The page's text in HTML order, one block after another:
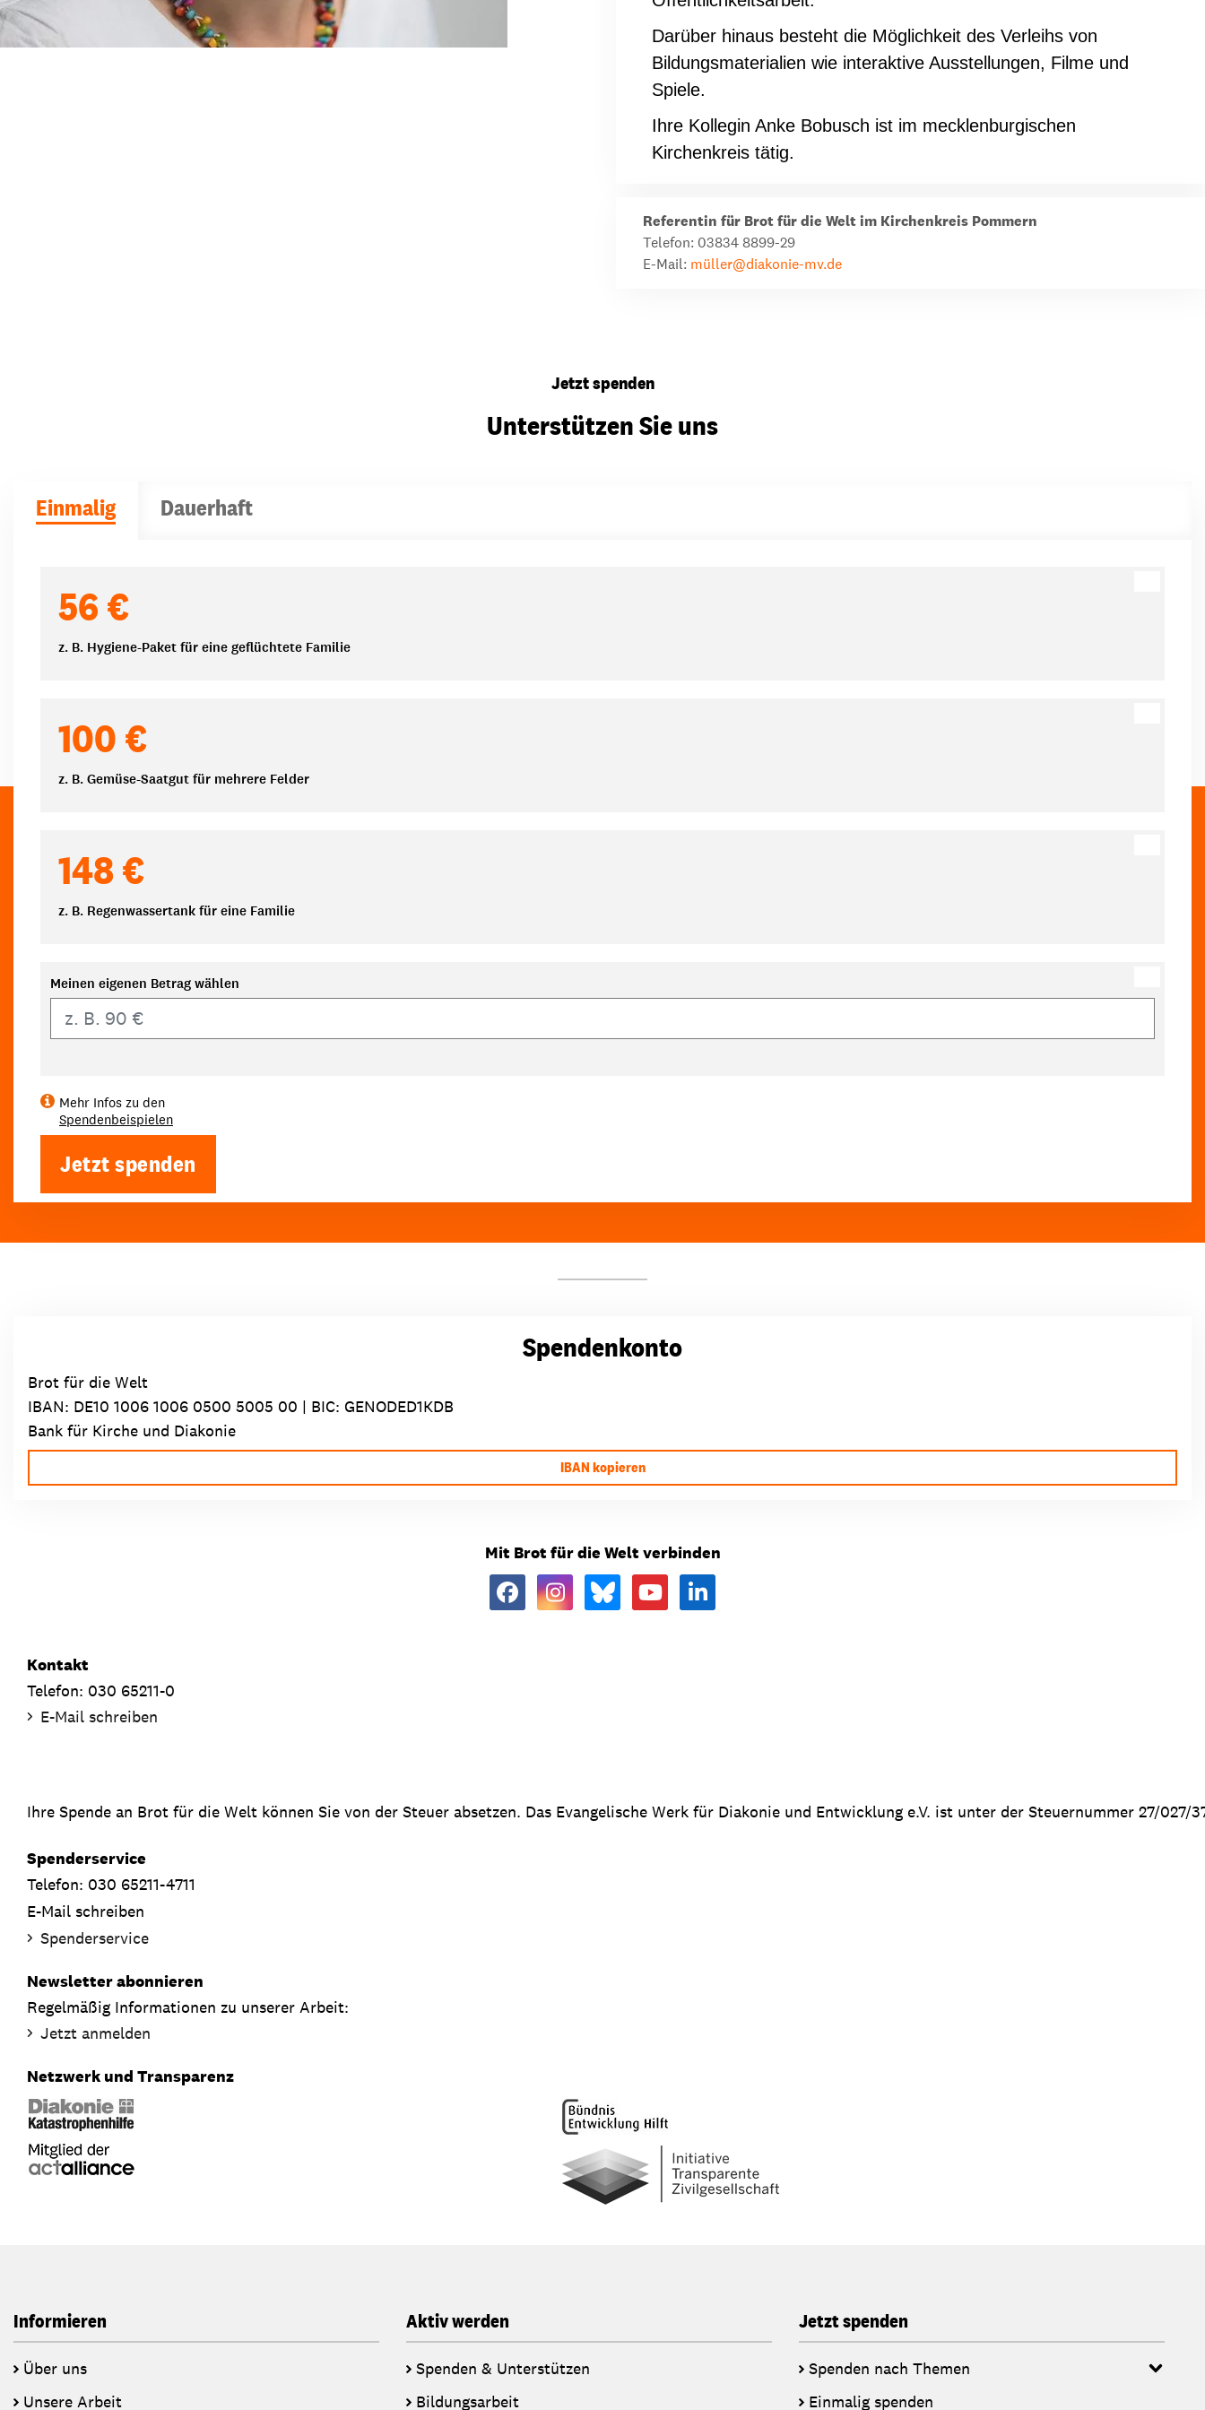
Darüber hinaus besteht die Möglichkeit des Verleihs von
Bildungsmaterialien wie interaktive Ausstellungen, Filme und
Spiele.
Ihre Kollegin Anke Bobusch ist im mecklenburgischen
Kirchenkreis tätig.
Referentin für Brot für die Welt im Kirchenkreis Pommern
Telefon: 03834 8899-29
E-Mail: müller@diakonie-mv.de
Jetzt spenden
Unterstützen Sie uns
Einmalig Dauerhaft
56 €
z. B. Hygiene-Paket für eine geflüchtete Familie
100 €
z. B. Gemüse-Saatgut für mehrere Felder
148 €
z. B. Regenwassertank für eine Familie
Meinen eigenen Betrag wählen
Mehr Infos zu den
Spendenbeispielen
Jetzt spenden
Spendenkonto
Brot für die Welt
IBAN: DE10 1006 1006 0500 5005 00 | BIC: GENODED1KDB
Bank für Kirche und Diakonie
IBAN kopieren
Mit Brot für die Welt verbinden
Kontakt
Telefon: 030 65211-0
E-Mail schreiben
Ihre Spende an Brot für die Welt können Sie von der Steuer absetzen. Das Evangelische Werk für Diakonie und Entwicklung e.V. ist unter der Steuernummer 27/
Spenderservice
Telefon: 030 65211-4711
E-Mail schreiben
Spenderservice
Newsletter abonnieren
Regelmäßig Informationen zu unserer Arbeit:
Jetzt anmelden
Netzwerk und Transparenz
Informieren
Über uns
Unsere Arbeit
Aktiv werden
Spenden & Unterstützen
Bildungsarbeit
Jetzt spenden
Spenden nach Themen
Einmalig spenden